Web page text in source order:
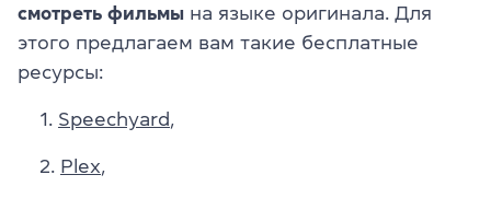
смотреть фильмы на языке оригинала. Для
этого предлагаем вам такие бесплатные
ресурсы:
Speechyard,
Plex,